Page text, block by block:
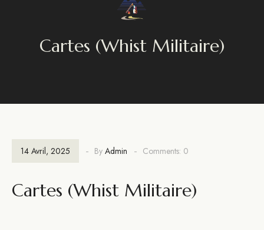
Cartes (whist Militaire)
14 Avril, 2025 By Admin Comments: 0
Cartes (whist Militaire)